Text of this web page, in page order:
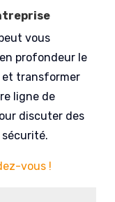
vous
profondeur le
et transformer
ligne de
discuter des
vous !